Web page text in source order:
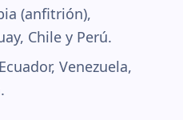
(anfitrión),
Chile y Perú.
Venezuela,